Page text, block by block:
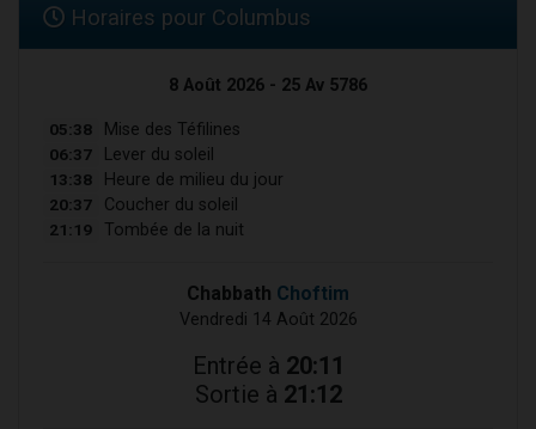
Horaires pour Columbus
8 Août 2026 - 25 Av 5786
05:38 Mise des Téfilines
06:37 Lever du soleil
13:38 Heure de milieu du jour
20:37 Coucher du soleil
21:19 Tombée de la nuit
Chabbath Choftim
Vendredi 14 Août 2026
Entrée à 20:11
Sortie à 21:12